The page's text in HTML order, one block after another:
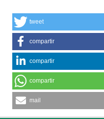
tweet
compartir
compartir
compartir
mail